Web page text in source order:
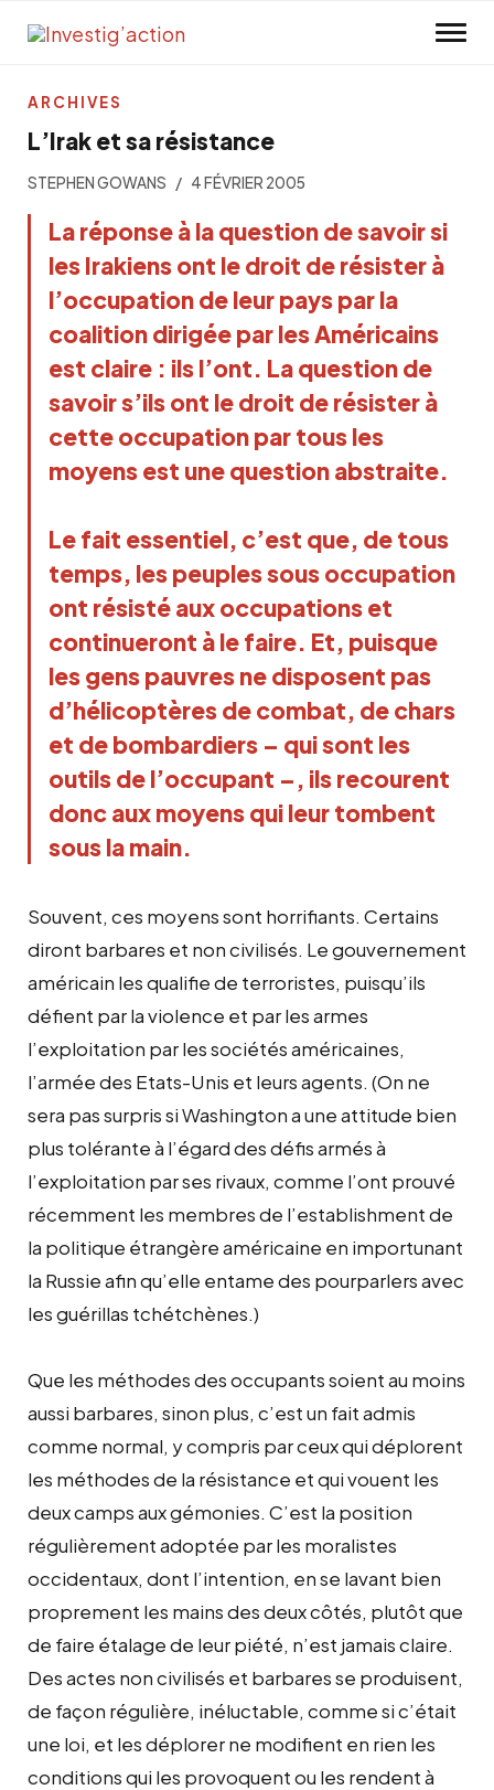
L’Irak et sa résistance
STEPHEN GOWANS 4 FÉVRIER 2005
La réponse à la question de savoir si
les Irakiens ont le droit de résister à
l’occupation de leur pays par la
coalition dirigée par les Américains
est claire : ils l’ont. La question de
savoir s’ils ont le droit de résister à
cette occupation par tous les
moyens est une question abstraite.
Le fait essentiel, c’est que, de tous
temps, les peuples sous occupation
ont résisté aux occupations et
continueront à le faire. Et, puisque
les gens pauvres ne disposent pas
d’hélicoptères de combat, de chars
et de bombardiers – qui sont les
outils de l’occupant –, ils recourent
donc aux moyens qui leur tombent
sous la main.
Souvent, ces moyens sont horrifiants. Certains
diront barbares et non civilisés. Le gouvernement
américain les qualifie de terroristes, puisqu’ils
défient par la violence et par les armes
l’exploitation par les sociétés américaines,
l’armée des Etats-Unis et leurs agents. (On ne
sera pas surpris si Washington a une attitude bien
plus tolérante à l’égard des défis armés à
l’exploitation par ses rivaux, comme l’ont prouvé
récemment les membres de l’establishment de
la politique étrangère américaine en importunant
la Russie afin qu’elle entame des pourparlers avec
les guérillas tchétchènes.)
Que les méthodes des occupants soient au moins
aussi barbares, sinon plus, c’est un fait admis
comme normal, y compris par ceux qui déplorent
les méthodes de la résistance et qui vouent les
deux camps aux gémonies. C’est la position
régulièrement adoptée par les moralistes
occidentaux, dont l’intention, en se lavant bien
proprement les mains des deux côtés, plutôt que
de faire étalage de leur piété, n’est jamais claire.
Des actes non civilisés et barbares se produisent,
de façon régulière, inéluctable, comme si c’était
une loi, et les déplorer ne modifient en rien les
conditions qui les provoquent ou les rendent à
ARCHIVES